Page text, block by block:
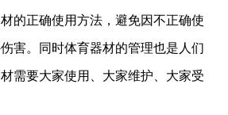
的正确使用方法，避免因不正确使
害。同时体育器材的管理也是人们
需要大家使用、大家维护、大家受